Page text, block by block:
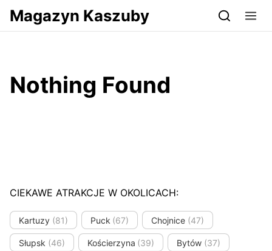
Przejdź do serwisu magazynkaszuby.pl
Magazyn Kaszuby
Nothing Found
CIEKAWE ATRAKCJE W OKOLICACH:
Kartuzy (81) Puck (67) Chojnice (47)
Słupsk (46) Kościerzyna (39) Bytów (37)